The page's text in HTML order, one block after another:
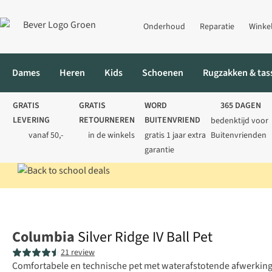
Onderhoud Reparatie
Dames Heren Kids Schoenen Rugzakken &
GRATIS
LEVERING
vanaf 50,-
GRATIS
RETOURNEREN
in de winkels
WORD
BUITENVRIEND
gratis 1 jaar extra
garantie
365 DAGEN
bedenktijd voor
Buitenvrienden
Columbia Silver Ridge IV Ball Pet
21 review
Comfortabele en technische pet met waterafstotende